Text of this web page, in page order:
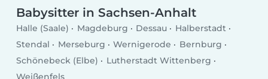
Babysitter in Sachsen-Anhalt
Halle (Saale) Magdeburg Dessau
Halberstadt
Stendal
Merseburg Wernigerode
Bernburg
Schönebeck (Elbe)
Lutherstadt Wittenberg